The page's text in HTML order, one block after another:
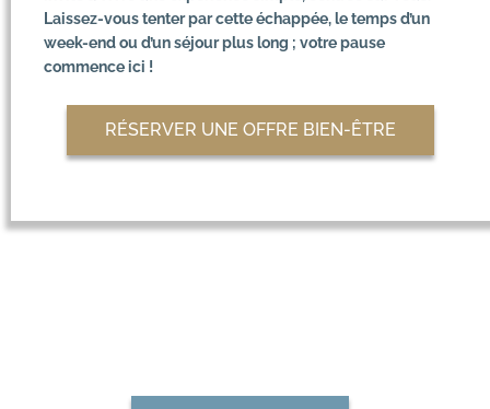
Laissez-vous tenter par cette échappée, le temps d’un
week-end ou d’un séjour plus long ; votre pause
commence ici !
RÉSERVER UNE OFFRE BIEN-ÊTRE